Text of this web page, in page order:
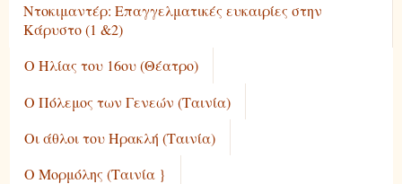
Ντοκιμαντέρ: Επαγγελματικές ευκαιρίες στην
Κάρυστο (1 &2)
Ο Ηλίας του 16ου (Θέατρο)
Ο Πόλεμος των Γενεών (Ταινία)
Οι άθλοι του Ηρακλή (Ταινία)
O Mορμόλης (Ταινία }